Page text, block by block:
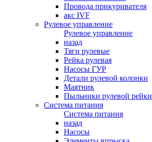
Провода прикуривателя
акс IVF
Рулевое управление
Рулевое управление
назад
Тяги рулевые
Рейка рулевая
Насосы ГУР
Детали рулевой колонки
Маятник
Пыльники рулевой рейки
Система питания
Система питания
назад
Насосы